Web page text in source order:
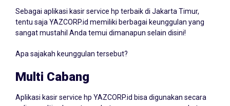
tentu saja YAZCORP.id memiliki berbagai keunggulan yang
sangat mustahil Anda temui dimanapun selain disini!
Multi Cabang
online multi cabang tanpa batasan pengguna, perangkat,